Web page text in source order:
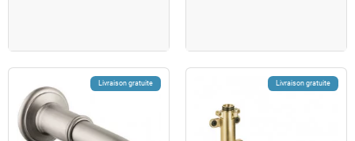
Livraison gratuite Livraison gratuite